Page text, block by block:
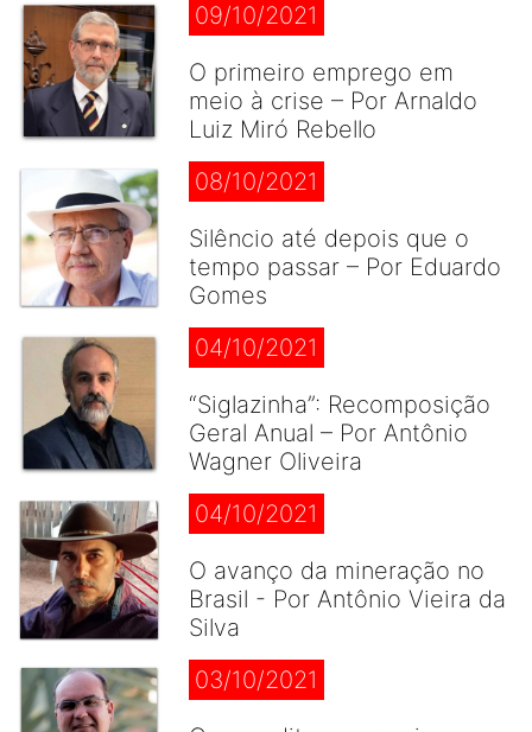
09/10/2021
O primeiro emprego em
meio à crise – Por Arnaldo
Luiz Miró Rebello
08/10/2021
Silêncio até depois que o
tempo passar – Por Eduardo
Gomes
04/10/2021
“Siglazinha”: Recomposição
Geral Anual – Por Antônio
Wagner Oliveira
04/10/2021
O avanço da mineração no
Brasil - Por Antônio Vieira da
Silva
03/10/2021